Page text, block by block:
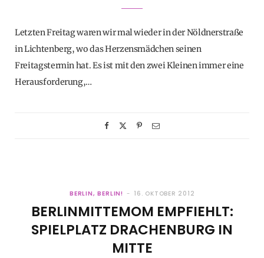
Letzten Freitag waren wir mal wieder in der Nöldnerstraße
in Lichtenberg, wo das Herzensmädchen seinen
Freitagstermin hat. Es ist mit den zwei Kleinen immer eine
Herausforderung,…
BERLIN, BERLIN! 16. OKTOBER 2012
BERLINMITTEMOM EMPFIEHLT:
SPIELPLATZ DRACHENBURG IN
MITTE